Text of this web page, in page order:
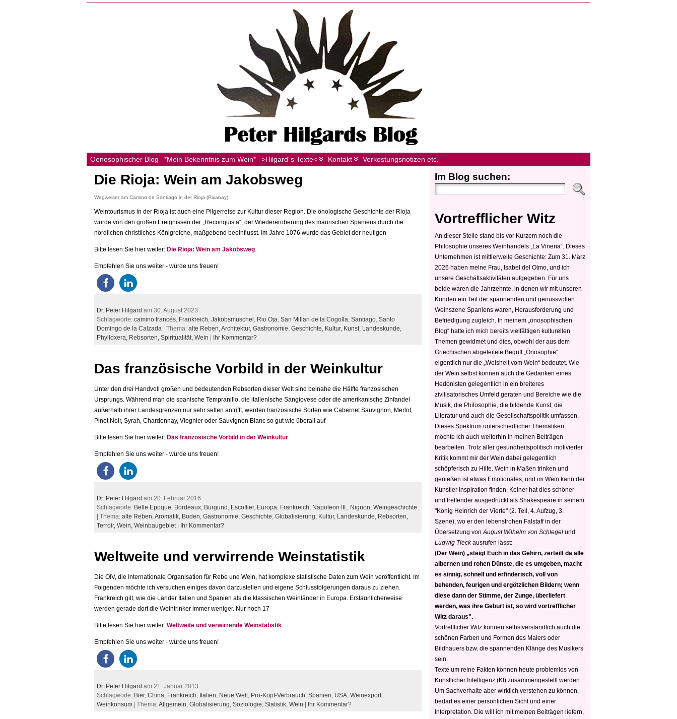
Oenosophischer Blog *Mein Bekenntnis zum Wein* >Hilgard´s Texte< Kontakt Verkostungsnotizen etc.
Die Rioja: Wein am Jakobsweg
Wegweiser am Camino de Santiago in der Rioja (Pixabay)
Weintourismus in der Rioja ist auch eine Pilgerreise zur Kultur dieser Region. Die önologische Geschichte der Rioja
wurde von den großen Ereignissen der „Reconquista“, der Wiedereroberung des maurischen Spaniens durch die
nördlichen christliches Königreiche, maßgebend beeinflusst. Im Jahre 1076 wurde das Gebiet der heutigen
Bitte lesen Sie hier weiter: Die Rioja: Wein am Jakobsweg
Empfehlen Sie uns weiter - würde uns freuen!
Dr. Peter Hilgard am 30. August 2023
Schlagworte: camino francés Frankreich Jakobsmuschel Rio Oja San Millan de la Cogolla Santiago Santo
Domingo de la Calzada | Thema: alte Reben, Architektur, Gastronomie, Geschichte, Kultur, Kunst, Landeskunde,
Phylloxera, Rebsorten, Spiritualität, Wein | Ihr Kommentar?
Das französische Vorbild in der Weinkultur
Unter den drei Handvoll großen und bedeutenden Rebsorten dieser Welt sind beinahe die Hälfte französischen
Ursprungs. Während man die spanische Tempranillo, die italienische Sangiovese oder die amerikanische Zinfandel
außerhalb ihrer Landesgrenzen nur sehr selten antrifft, werden französische Sorten wie Cabernet Sauvignon, Merlot,
Pinot Noir, Syrah, Chardonnay, Viognier oder Sauvignon Blanc so gut wie überall auf
Bitte lesen Sie hier weiter: Das französische Vorbild in der Weinkultur
Empfehlen Sie uns weiter - würde uns freuen!
Dr. Peter Hilgard am 20. Februar 2016
Schlagworte: Belle Epoque Bordeaux Burgund Escoffier, Europa Frankreich Napoleon III. Nignon Weingeschichte
| Thema: alte Reben, Aromatik, Boden, Gastronomie, Geschichte, Globalisierung, Kultur, Landeskunde, Rebsorten,
Terroir, Wein, Weinbaugebiet | Ihr Kommentar?
Weltweite und verwirrende Weinstatistik
Die OIV, die Internationale Organisation für Rebe und Wein, hat komplexe statistische Daten zum Wein veröffentlicht. Im
Folgenden möchte ich versuchen einiges davon darzustellen und eigene Schlussfolgerungen daraus zu ziehen.
Frankreich gilt, wie die Länder Italien und Spanien als die klassischen Weinländer in Europa. Erstaunlicherweise
werden gerade dort die Weintrinker immer weniger. Nur noch 17
Bitte lesen Sie hier weiter: Weltweite und verwirrende Weinstatistik
Empfehlen Sie uns weiter - würde uns freuen!
Dr. Peter Hilgard am 21. Januar 2013
Schlagworte: Bier, China Frankreich Italien Neue Welt Pro-Kopf-Verbrauch Spanien USA Weinexport
Weinkonsum | Thema:Allgemein, Globalisierung, Soziologie, Statistik, Wein | Ihr Kommentar?
Im Blog suchen:
Vortrefflicher Witz
An dieser Stelle stand bis vor Kurzem noch die
Philosophie unseres Weinhandels „La Vineria“. Dieses
Unternehmen ist mittlerweile Geschichte: Zum 31. März
2026 haben meine Frau, Isabel del Olmo, und ich
unsere Geschäftsaktivitäten aufgegeben. Für uns
beide waren die Jahrzehnte, in denen wir mit unseren
Kunden ein Teil der spannenden und genussvollen
Weinszene Spaniens waren, Herausforderung und
Befriedigung zugleich. In meinem „önosophischen
Blog“ hatte ich mich bereits vielfältigen kulturellen
Themen gewidmet und dies, obwohl der aus dem
Griechischen abgeleitete Begriff „Önosophie“
eigentlich nur die „Weisheit vom Wein“ bedeutet. Wie
der Wein selbst können auch die Gedanken eines
Hedonisten gelegentlich in ein breiteres
zivilisatorisches Umfeld geraten und Bereiche wie die
Musik, die Philosophie, die bildende Kunst, die
Literatur und auch die Gesellschaftspolitik umfassen.
Dieses Spektrum unterschiedlicher Thematiken
möchte ich auch weiterhin in meinen Beiträgen
bearbeiten. Trotz aller gesundheitspolitisch motivierter
Kritik kommt mir der Wein dabei gelegentlich
schöpferisch zu Hilfe. Wein in Maßen trinken und
genießen ist etwas Emotionales, und im Wein kann der
Künstler Inspiration finden. Keiner hat dies schöner
und treffender ausgedrückt als Shakespeare in seinem
"König Heinrich der Vierte" (2. Teil, 4. Aufzug, 3.
Szene), wo er den lebensfrohen Falstaff in der
Übersetzung von August Wilhelm von Schlegel und
Ludwig Tieckausrufen lässt:
(Der Wein) „steigt Euch in das Gehirn, zerteilt da alle
albernen und rohen Dünste, die es umgeben, macht
es sinnig, schnell und erfinderisch, voll von
behenden, feurigen und ergötzlichen Bildern; wenn
diese dann der Stimme, der Zunge, überliefert
werden, was ihre Geburt ist, so wird vortrefflicher
Witz daraus".
Vortrefflicher Witz können selbstverständlich auch die
schönen Farben und Formen des Malers oder
Bildhauers bzw. die spannenden Klänge des Musikers
sein.
Texte um reine Fakten können heute problemlos von
Künstlicher Intelligenz (KI) zusammengestellt werden.
Um Sachverhalte aber wirklich verstehen zu können,
bedarf es einer persönlichen Sicht und einer
Interpretation. Die will ich mit meinen Beiträgen liefern,